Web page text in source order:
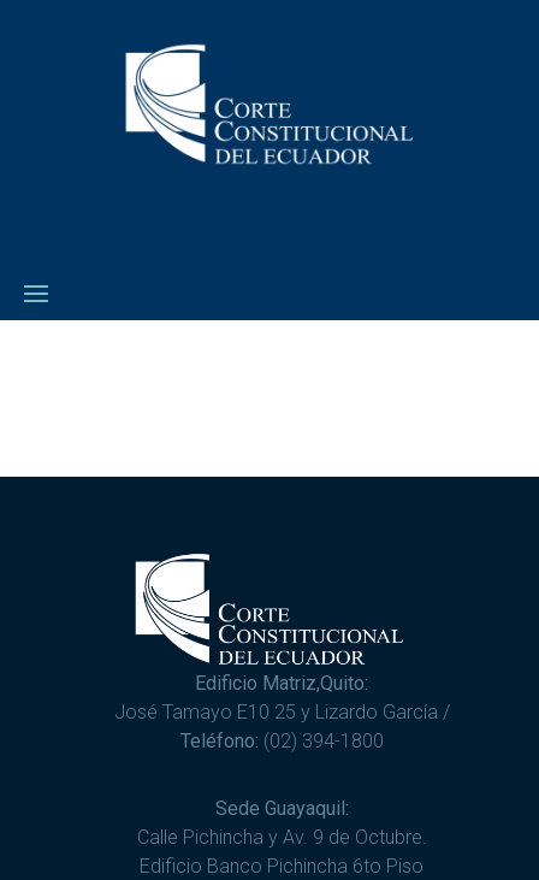
Edificio Matriz,Quito:
José Tamayo E10 25 y Lizardo García /
Teléfono: (02) 394-1800
Sede Guayaquil:
Calle Pichincha y Av. 9 de Octubre.
Edificio Banco Pichincha 6to Piso